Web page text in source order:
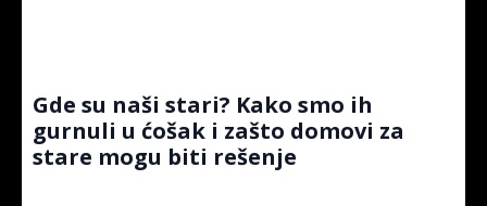
Gde su naši stari? Kako smo ih
gurnuli u ćošak i zašto domovi za
stare mogu biti rešenje